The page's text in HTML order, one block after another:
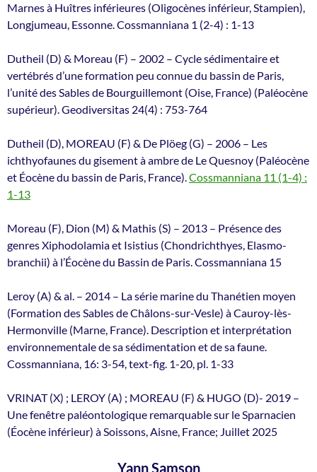
Marnes à Huîtres inférieures (Oligocènes inférieur, Stampien),
Longjumeau, Essonne. Cossmanniana 1 (2-4) : 1-13
Dutheil (D) & Moreau (F) – 2002 – Cycle sédimentaire et
vertébrés d’une formation peu connue du bassin de Paris,
l’unité des Sables de Bourguillemont (Oise, France) (Paléocène
supérieur). Geodiversitas 24(4) : 753-764
Dutheil (D), MOREAU (F) & De Plöeg (G) – 2006 – Les
ichthyofaunes du gisement à ambre de Le Quesnoy (Paléocène
et Éocène du bassin de Paris, France).Cossmanniana 11 (1-4) :
1-13
Moreau (F), Dion (M) & Mathis (S) – 2013 – Présence des
genres Xiphodolamia et Isistius (Chondrichthyes, Elasmo-
branchii) à l’Éocène du Bassin de Paris. Cossmanniana 15
Leroy (A) & al. – 2014 – La série marine du Thanétien moyen
(Formation des Sables de Châlons-sur-Vesle) à Cauroy-lès-
Hermonville (Marne, France). Description et interprétation
environnementale de sa sédimentation et de sa faune.
Cossmanniana, 16: 3-54, text-fig. 1-20, pl. 1-33
VRINAT (X) ; LEROY (A) ; MOREAU (F) & HUGO (D)- 2019 –
Une fenêtre paléontologique remarquable sur le Sparnacien
(Éocène inférieur) à Soissons, Aisne, France; Juillet 2025
Yann Samson